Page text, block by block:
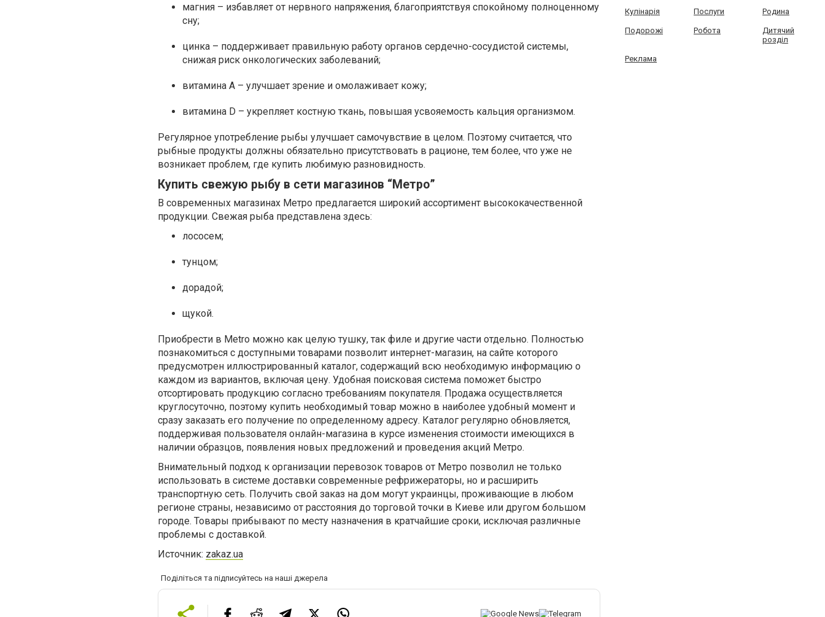
магния – избавляет от нервного напряжения, благоприятствуя спокойному полноценному
сну;
цинка – поддерживает правильную работу органов сердечно-сосудистой системы,
снижая риск онкологических заболеваний;
витамина А – улучшает зрение и омолаживает кожу;
витамина D – укрепляет костную ткань, повышая усвояемость кальция организмом.
Регулярное употребление рыбы улучшает самочувствие в целом. Поэтому считается, что
рыбные продукты должны обязательно присутствовать в рационе, тем более, что уже не
возникает проблем, где купить любимую разновидность.
Купить свежую рыбу в сети магазинов “Метро”
В современных магазинах Метро предлагается широкий ассортимент высококачественной
продукции. Свежая рыба представлена здесь:
лососем;
тунцом;
дорадой;
щукой.
Приобрести в Metro можно как целую тушку, так филе и другие части отдельно. Полностью
познакомиться с доступными товарами позволит интернет-магазин, на сайте которого
предусмотрен иллюстрированный каталог, содержащий всю необходимую информацию о
каждом из вариантов, включая цену. Удобная поисковая система поможет быстро
отсортировать продукцию согласно требованиям покупателя. Продажа осуществляется
круглосуточно, поэтому купить необходимый товар можно в наиболее удобный момент и
сразу заказать его получение по определенному адресу. Каталог регулярно обновляется,
поддерживая пользователя онлайн-магазина в курсе изменения стоимости имеющихся в
наличии образцов, появления новых предложений и проведения акций Метро.
Внимательный подход к организации перевозок товаров от Метро позволил не только
использовать в системе доставки современные рефрижераторы, но и расширить
транспортную сеть. Получить свой заказ на дом могут украинцы, проживающие в любом
регионе страны, независимо от расстояния до торговой точки в Киеве или другом большом
городе. Товары прибывают по месту назначения в кратчайшие сроки, исключая различные
проблемы с доставкой.
Источник: zakaz.ua
Поділіться та підписуйтесь на наші джерела
Кулінарія Послуги Родина
Подорожі Робота
Дитячий
розділ
Реклама